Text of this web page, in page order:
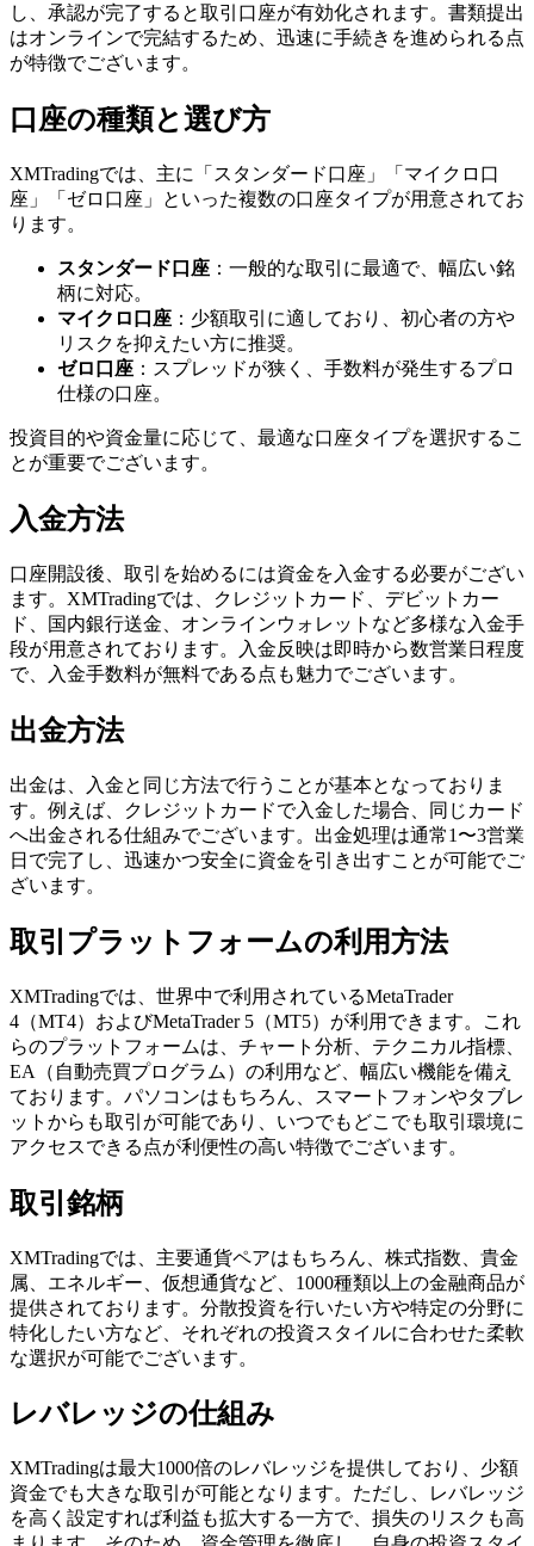
し、承認が完了すると取引口座が有効化されます。書類提出
はオンラインで完結するため、迅速に手続きを進められる点
が特徴でございます。
口座の種類と選び方
XMTradingでは、主に「スタンダード口座」「マイクロ口
座」「ゼロ口座」といった複数の口座タイプが用意されてお
ります。
スタンダード口座 ：一般的な取引に最適で、幅広い銘
柄に対応。
マイクロ口座 ：少額取引に適しており、初心者の方や
リスクを抑えたい方に推奨。
ゼロ口座 ：スプレッドが狭く、手数料が発生するプロ
仕様の口座。
投資目的や資金量に応じて、最適な口座タイプを選択するこ
とが重要でございます。
入金方法
口座開設後、取引を始めるには資金を入金する必要がござい
ます。XMTradingでは、クレジットカード、デビットカー
ド、国内銀行送金、オンラインウォレットなど多様な入金手
段が用意されております。入金反映は即時から数営業日程度
で、入金手数料が無料である点も魅力でございます。
出金方法
出金は、入金と同じ方法で行うことが基本となっておりま
す。例えば、クレジットカードで入金した場合、同じカード
へ出金される仕組みでございます。出金処理は通常1〜3営業
日で完了し、迅速かつ安全に資金を引き出すことが可能でご
ざいます。
取引プラットフォームの利用方法
XMTradingでは、世界中で利用されているMetaTrader
4（MT4）およびMetaTrader 5（MT5）が利用できます。これ
らのプラットフォームは、チャート分析、テクニカル指標、
EA（自動売買プログラム）の利用など、幅広い機能を備え
ております。パソコンはもちろん、スマートフォンやタブレ
ットからも取引が可能であり、いつでもどこでも取引環境に
アクセスできる点が利便性の高い特徴でございます。
取引銘柄
XMTradingでは、主要通貨ペアはもちろん、株式指数、貴金
属、エネルギー、仮想通貨など、1000種類以上の金融商品が
提供されております。分散投資を行いたい方や特定の分野に
特化したい方など、それぞれの投資スタイルに合わせた柔軟
な選択が可能でございます。
レバレッジの仕組み
XMTradingは最大1000倍のレバレッジを提供しており、少額
資金でも大きな取引が可能となります。ただし、レバレッジ
を高く設定すれば利益も拡大する一方で、損失のリスクも高